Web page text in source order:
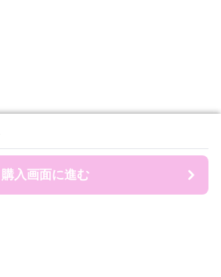
購入画面に進む
購入画面に進む